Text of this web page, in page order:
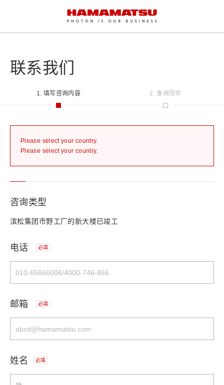
联系我们
1. 填写咨询内容 2. 查询完毕
Please select your country.
Please select your country.
咨询类型
滨松集团市野工厂的新大楼已竣工
电话 必填
邮箱 必填
姓名 必填